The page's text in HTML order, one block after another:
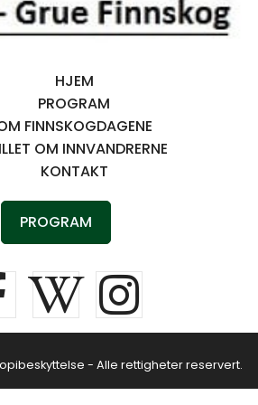
HJEM
PROGRAM
FINNSKOGDAGENE
OM INNVANDRERNE
KONTAKT
PROGRAM
- Alle rettigheter reservert.